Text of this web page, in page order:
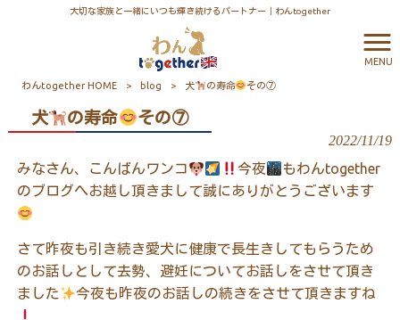
大切な家族と一緒にいつも輝き続けるパートナー｜わんtogether
MENU
わんtogether HOME > blog > 犬 の寿命 その⑦
犬 の寿命 その⑦
2022/11/19
みなさん、こんばんワンコ 今夜 もわんtogether
のブログへお越し頂きまして誠にありがとうございます
さて昨夜も引き続き愛犬に健康で長生きしてもらうため
のお話しとして去勢、避妊についてお話しをさせて頂き
ました
今夜も昨夜のお話しの続きをさせて頂きますね